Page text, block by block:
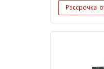
Рассрочка